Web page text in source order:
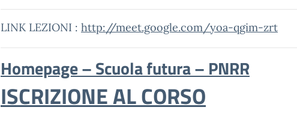
LINK LEZIONI : http://meet.google.com/yoa-qgim-zrt
Homepage – Scuola futura – PNRR
ISCRIZIONE AL CORSO